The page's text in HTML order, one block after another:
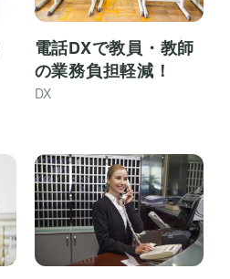
電話DXで教員・教師
の業務負担軽減！
DX